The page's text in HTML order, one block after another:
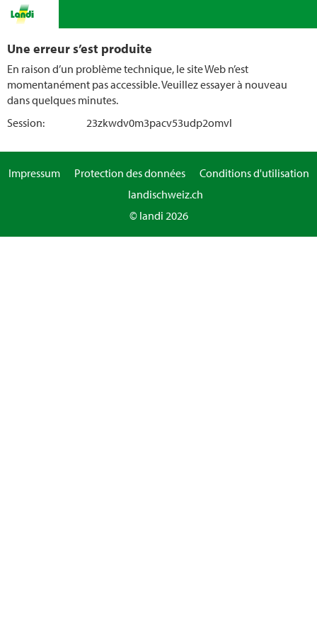
Une erreur s’est produite
En raison d’un problème technique, le site Web n’est
momentanément pas accessible. Veuillez essayer à nouveau
dans quelques minutes.
Session:
23zkwdv0m3pacv53udp2omvl
Impressum Protection des données
Conditions d'utilisation
landischweiz.ch
© landi 2026